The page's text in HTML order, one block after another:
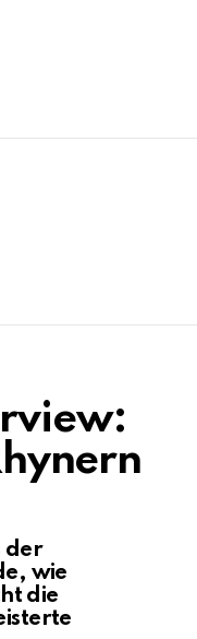
der
wie
die